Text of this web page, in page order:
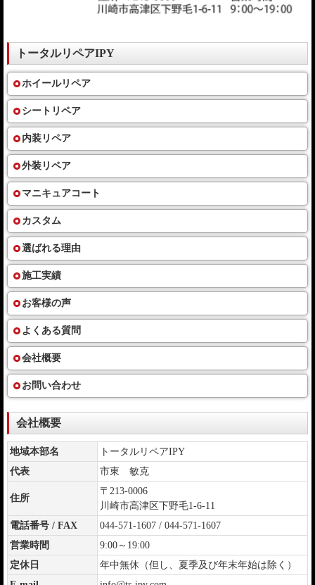
トータルリペアIPY
ホイールリペア
シートリペア
内装リペア
外装リペア
マニキュアコート
カスタム
選ばれる理由
施工実績
お客様の声
よくある質問
会社概要
お問い合わせ
会社概要
地域本部名
トータルリペアIPY
代表
市東 敏克
住所
〒213-0006
川崎市高津区下野毛1-6-11
電話番号 / FAX
044-571-1607 / 044-571-1607
営業時間
9:00～19:00
定休日
年中無休（但し、夏季及び年末年始は除く）